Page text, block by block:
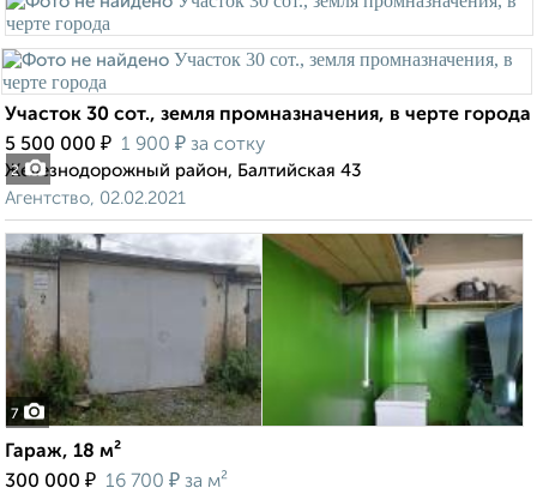
2
Участок 30 сот., земля промназначения, в черте города
5 500 000 ₽ 1 900 ₽ за сотку
Железнодорожный район, Балтийская 43
Агентство, 02.02.2021
7
Гараж, 18 м²
300 000 ₽ 16 700 ₽ за м²